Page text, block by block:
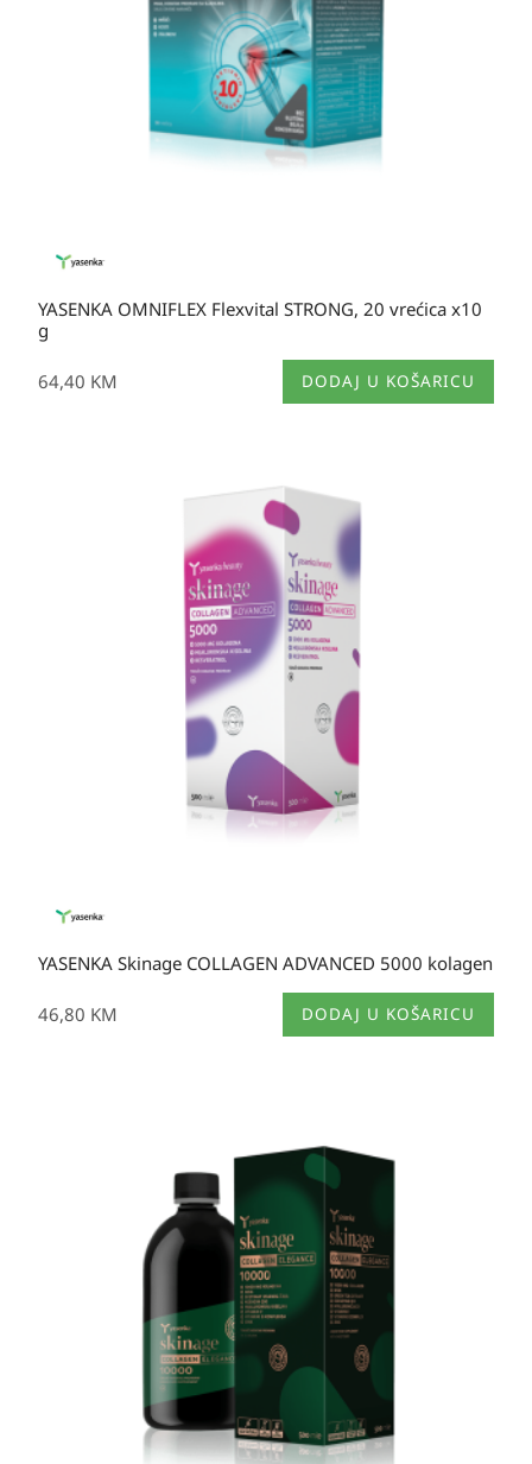
YASENKA OMNIFLEX Flexvital STRONG, 20 vrećica x10
g
64,40 KM DODAJ U KOŠARICU
YASENKA Skinage COLLAGEN ADVANCED 5000 kolagen
46,80 KM DODAJ U KOŠARICU